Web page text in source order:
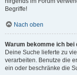
Begriffe!
Nach oben
Warum bekomme ich bei
Deine Suche lieferte zu
verarbeiten. Benutze die
ein oder beschränke die